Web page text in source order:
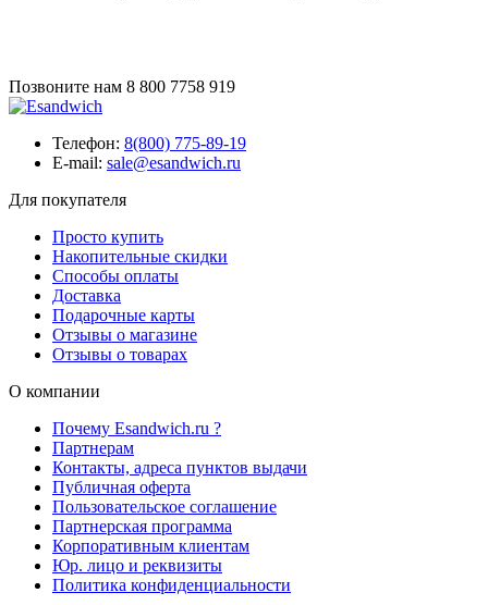
Позвоните нам 8 800 7758 919
Телефон: 8(800) 775-89-19
E-mail: sale@esandwich.ru
Для покупателя
Просто купить
Накопительные скидки
Способы оплаты
Доставка
Подарочные карты
Отзывы о магазине
Отзывы о товарах
О компании
Почему Esandwich.ru ?
Партнерам
Контакты, адреса пунктов выдачи
Публичная оферта
Пользовательское соглашение
Партнерская программа
Корпоративным клиентам
Юр. лицо и реквизиты
Политика конфиденциальности